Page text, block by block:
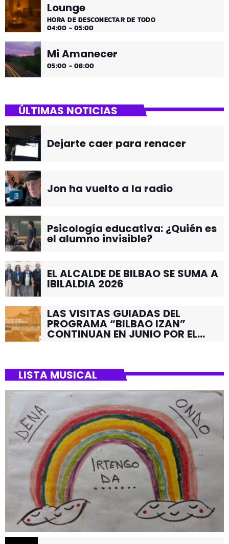
Lounge
HORA DE DESCONECTAR DE TODO
04:00 - 05:00
Mi Amanecer
05:00 - 08:00
ÚLTIMAS NOTICIAS
Dejarte caer para renacer
Jon ha vuelto a la radio
Psicología educativa: ¿Quién es
el alumno invisible?
EL ALCALDE DE BILBAO SE SUMA A
IBILALDIA 2026
LAS VISITAS GUIADAS DEL
PROGRAMA “BILBAO IZAN”
CONTINUAN EN JUNIO POR EL
LISTA MUSICAL